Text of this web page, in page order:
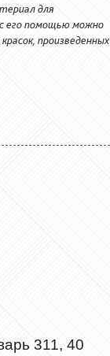
для
его помощью можно
произведенных
311, 40